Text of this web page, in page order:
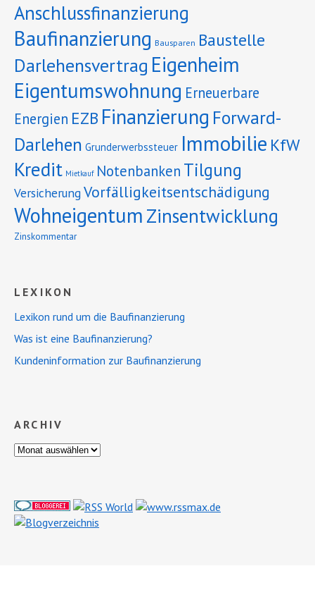
Anschlussfinanzierung
Baufinanzierung Bausparen Baustelle
Darlehensvertrag Eigenheim
Eigentumswohnung Erneuerbare
Energien EZB Finanzierung Forward-
Darlehen Grunderwerbssteuer Immobilie KfW
Kredit Mietkauf Notenbanken Tilgung
VersicherungVorfälligkeitsentschädigung
Wohneigentum Zinsentwicklung
Zinskommentar
LEXIKON
Lexikon rund um die Baufinanzierung
Was ist eine Baufinanzierung?
Kundeninformation zur Baufinanzierung
ARCHIV